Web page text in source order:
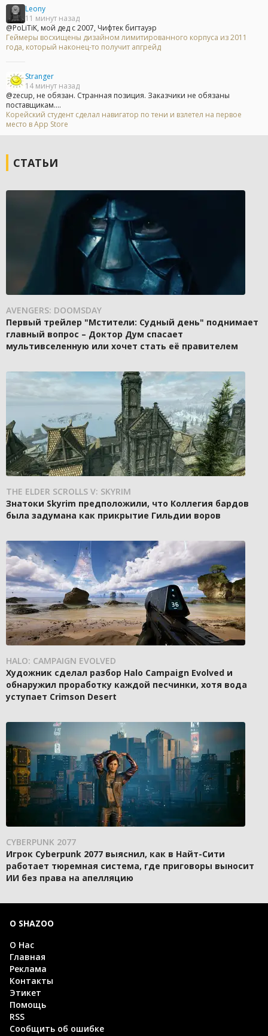
Leony
11 минут назад
@PoLiTiK, мой дед с 2007, Чифтек бигтауэр
Геймеры восхищены дизайном лимитированного корпуса из 2011
года, который наконец-то получит апгрейд
Stranger
14 минут назад
@zecup, не обязан. Странная позиция. Заказчики не обязаны
поставщикам....
Корейский студент сделал навигатор по тени и взлетел на первое
место в App Store
СТАТЬИ
AVENGERS: DOOMSDAY
Первый трейлер "Мстители: Судный день" поднимает
главный вопрос – Доктор Дум спасает
мультивселенную или хочет стать её правителем
THE ELDER SCROLLS V: SKYRIM
Знатоки Skyrim предположили, что Коллегия бардов
была задумана как прикрытие Гильдии воров
HALO: CAMPAIGN EVOLVED
Художник сделал разбор Halo Campaign Evolved и
обнаружил проработку каждой песчинки, хотя вода
уступает Crimson Desert
CYBERPUNK 2077
Игрок Cyberpunk 2077 выяснил, как в Найт-Сити
работает тюремная система, где приговоры выносит
ИИ без права на апелляцию
О SHAZOO
О Нас
Главная
Реклама
Контакты
Этикет
Помощь
RSS
Сообщить об ошибке